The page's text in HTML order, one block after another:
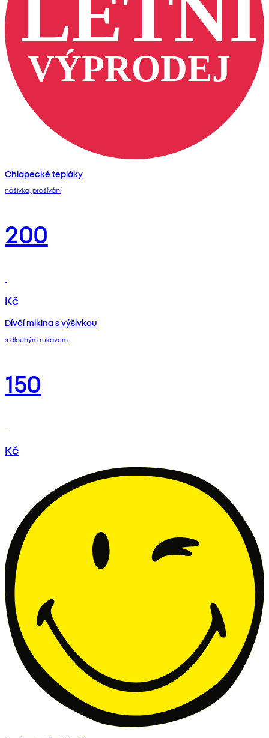
Chlapecké tepláky
nášivka, prošívání
200
Kč
Dívčí mikina s výšivkou
s dlouhým rukávem
150
Kč